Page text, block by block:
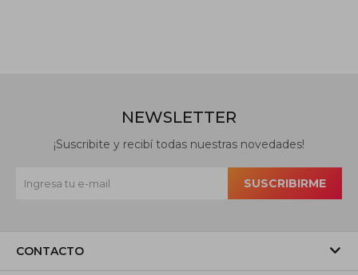
CONTACTO
NEWSLETTER
¡Suscribite y recibí todas nuestras novedades!
SUSCRIBIRME